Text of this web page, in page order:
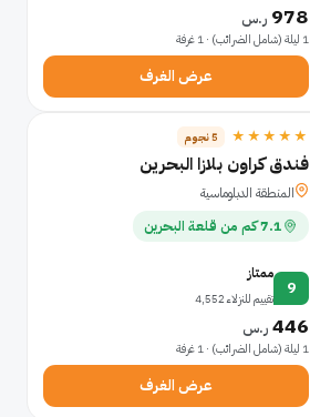
978 ر.س
1 ليلة (شامل الضرائب) · 1 غرفة
عرض الغرف
★★★★★ 5 نجوم
فندق كراون بلازا البحرين
المنطقة الدبلوماسية
7.1 كم من قلعة البحرين
9
ممتاز
تقييم للنزلاء 4,552
446 ر.س
1 ليلة (شامل الضرائب) · 1 غرفة
عرض الغرف